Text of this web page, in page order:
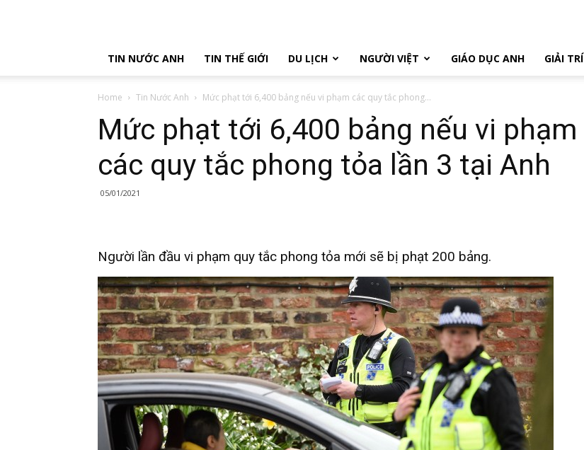
TIN NƯỚC ANH TIN THẾ GIỚI DU LỊCH NGƯỜI VIỆT GIÁO DỤC ANH GIẢI TRÍ
Home Tin Nước Anh Mức phạt tới 6,400 bảng nếu vi phạm các quy tắc phong...
Mức phạt tới 6,400 bảng nếu vi phạm
các quy tắc phong tỏa lần 3 tại Anh
05/01/2021
Người lần đầu vi phạm quy tắc phong tỏa mới sẽ bị phạt 200 bảng.